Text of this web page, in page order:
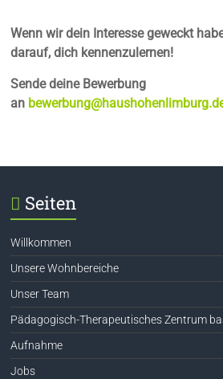
Wenn wir dein Interesse geweckt
darauf, dich kennenzulernen!
Sende deine Bewerbung
an
Seiten
Willkommen
Unsere Wohnbereiche
Unser Team
Pädagogisch-Therapeutisches Zentrum
Aufnahme
Jobs